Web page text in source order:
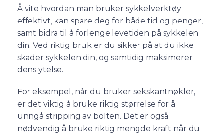
Å vite hvordan man bruker sykkelverktøy
effektivt, kan spare deg for både tid og penger,
samt bidra til å forlenge levetiden på sykkelen
din. Ved riktig bruk er du sikker på at du ikke
skader sykkelen din, og samtidig maksimerer
dens ytelse.
For eksempel, når du bruker sekskantnøkler,
er det viktig å bruke riktig størrelse for å
unngå stripping av bolten. Det er også
nødvendig å bruke riktig mengde kraft når du